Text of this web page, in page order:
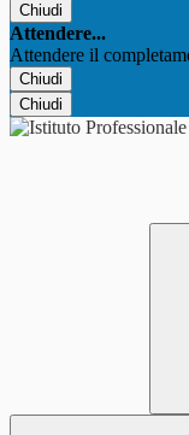
Chiudi
Attendere...
Attendere il
Chiudi
Chiudi